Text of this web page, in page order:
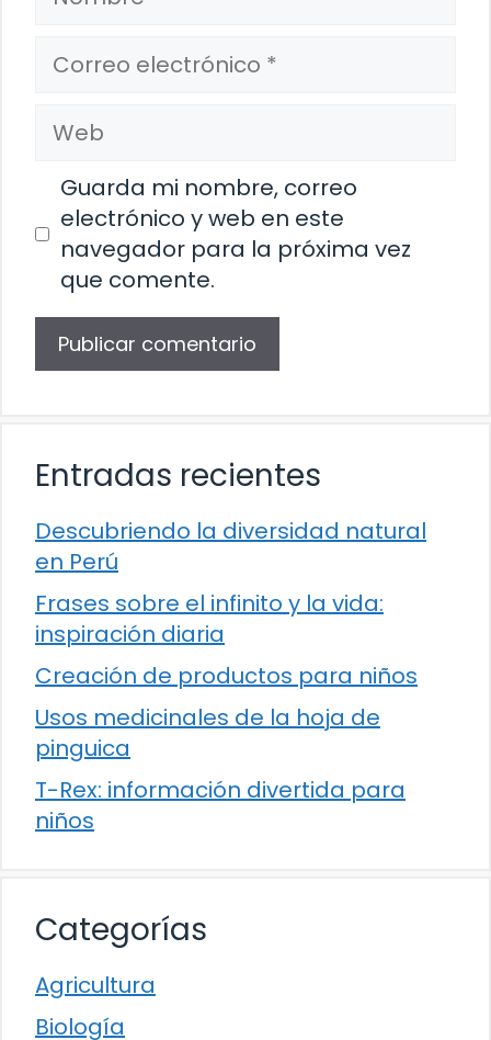
Correo
electrónico
Web
Guarda mi nombre, correo
electrónico y web en este
navegador para la próxima vez
que comente.
Entradas recientes
Descubriendo la diversidad natural
en Perú
Frases sobre el infinito y la vida:
inspiración diaria
Creación de productos para niños
Usos medicinales de la hoja de
pinguica
T-Rex: información divertida para
niños
Categorías
Agricultura
Biología